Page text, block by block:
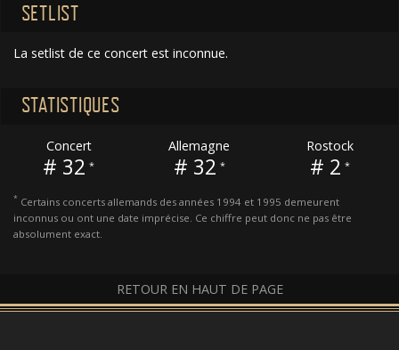
SETLIST
La setlist de ce concert est inconnue.
STATISTIQUES
Concert
# 32 *
Allemagne
# 32 *
Rostock
# 2 *
* Certains concerts allemands des années 1994 et 1995 demeurent
inconnus ou ont une date imprécise. Ce chiffre peut donc ne pas être
absolument exact.
RETOUR EN HAUT DE PAGE